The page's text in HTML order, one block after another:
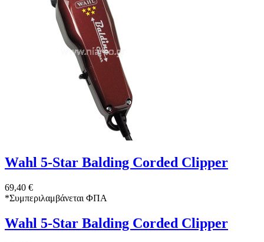
Wahl 5-Star Balding Corded Clipper
69,40 €
*Συμπεριλαμβάνεται ΦΠΑ
Wahl 5-Star Balding Corded Clipper